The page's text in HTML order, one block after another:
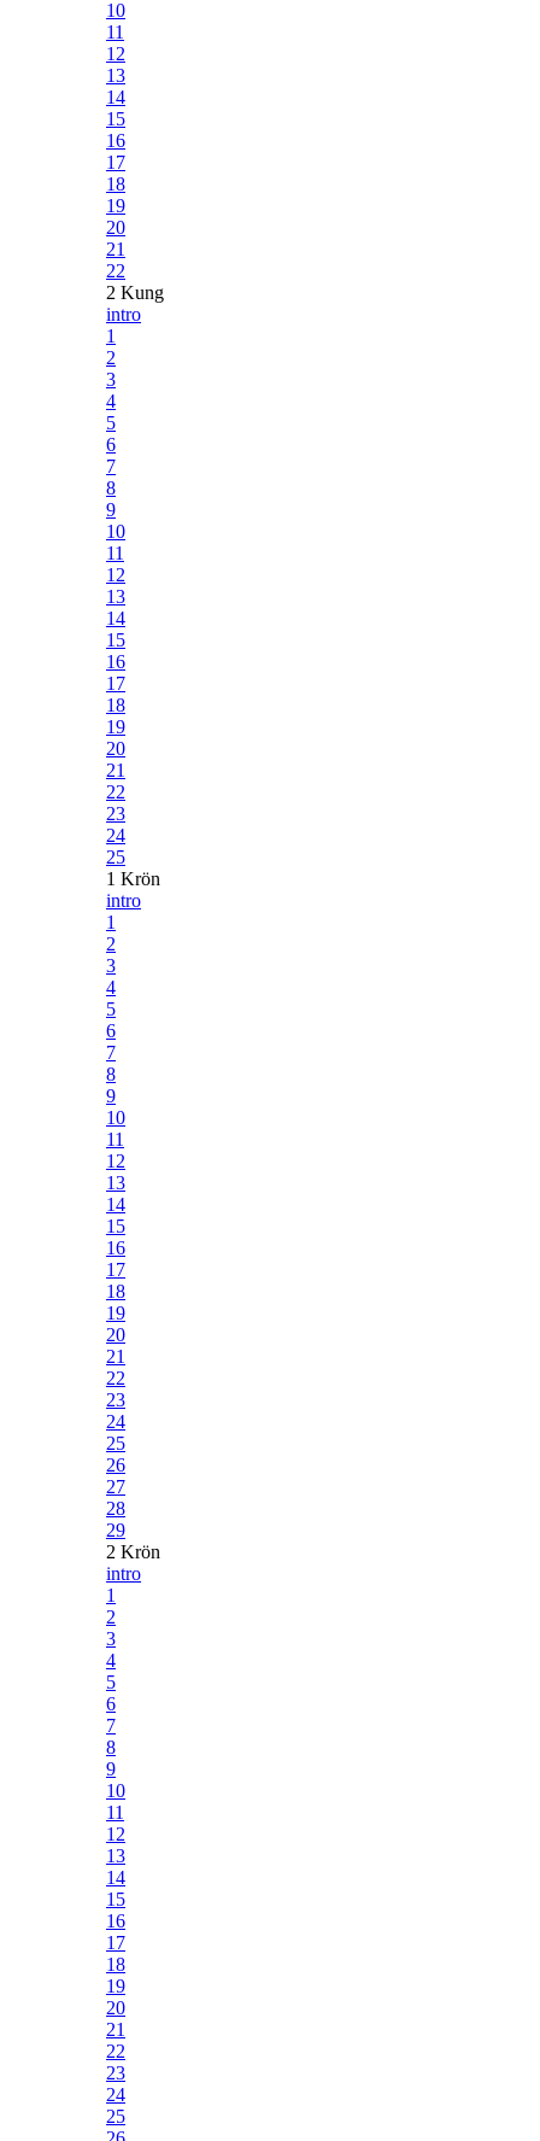
10
11
12
13
14
15
16
17
18
19
20
21
22
2 Kung
intro
1
2
3
4
5
6
7
8
9
10
11
12
13
14
15
16
17
18
19
20
21
22
23
24
25
1 Krön
intro
1
2
3
4
5
6
7
8
9
10
11
12
13
14
15
16
17
18
19
20
21
22
23
24
25
26
27
28
29
2 Krön
intro
1
2
3
4
5
6
7
8
9
10
11
12
13
14
15
16
17
18
19
20
21
22
23
24
25